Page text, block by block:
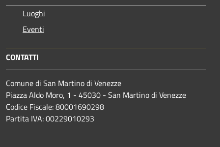
Luoghi
Eventi
CONTATTI
Comune di San Martino di Venezze
Piazza Aldo Moro, 1 - 45030 - San Martino di Venezze
Codice Fiscale: 80001690298
Partita IVA: 00229010293